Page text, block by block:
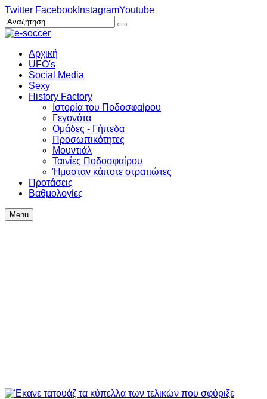
Twitter Facebook InstagramYoutube
Αρχική
UFO's
Social Media
Sexy
History Factory
Ιστορία του Ποδοσφαίρου
Γεγονότα
Ομάδες - Γήπεδα
Προσωπικότητες
Μουντιάλ
Ταινίες Ποδοσφαίρου
Ήμασταν κάποτε στρατιώτες
Προτάσεις
Βαθμολογίες
Menu